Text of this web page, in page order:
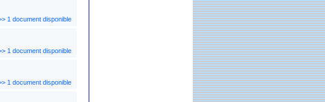
1 document disponible
1 document disponible
1 document disponible